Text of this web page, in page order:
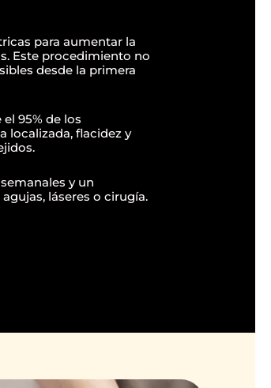
para aumentar la
Este procedimiento no
desde la primera
95% de los
localizada, flacidez y
y un
láseres o cirugía.